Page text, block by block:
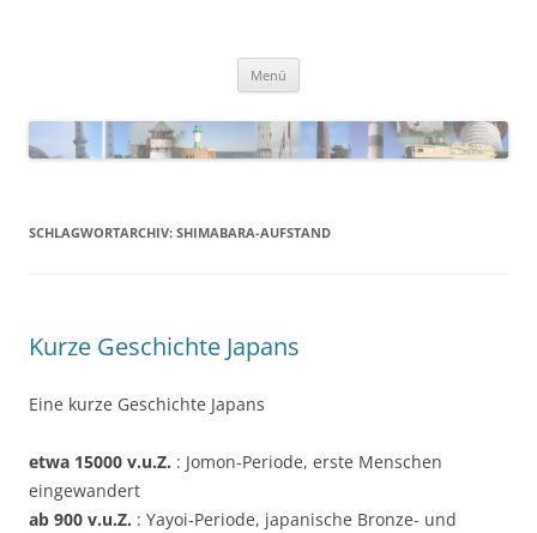
Menü
SCHLAGWORTARCHIV: SHIMABARA-AUFSTAND
Kurze Geschichte Japans
Eine kurze Geschichte Japans
etwa 15000 v.u.Z. : Jomon-Periode, erste Menschen
eingewandert
ab 900 v.u.Z. : Yayoi-Periode, japanische Bronze- und